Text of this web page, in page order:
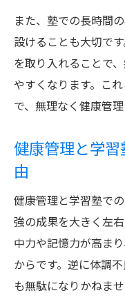
健康維持に
案
学習塾利
学習塾通い
学習塾生
方
学習塾で学
塾生活と受験成
学習塾生活
また、塾での長時間
設けることも大切で
を取り入れることで
やすくなります。こ
で、無理なく健康管
健康管理と学
由
健康管理と学習塾で
強の成果を大きく左
中力や記憶力が高ま
からです。逆に体調
も無駄になりかねませ